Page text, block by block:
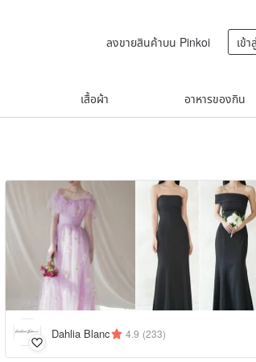
ลงขายสินค้าบน Pinkoi เข้
เสื้อผ้า อาหารของกิน
Dahlia Blanc 4.9 (233)